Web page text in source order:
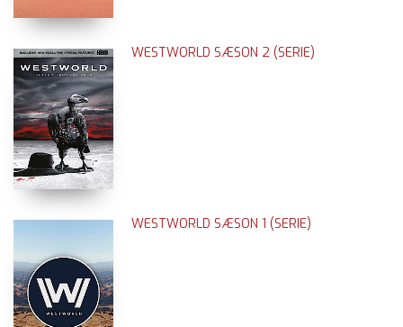
WESTWORLD SÆSON 2 (SERIE)
WESTWORLD SÆSON 1 (SERIE)